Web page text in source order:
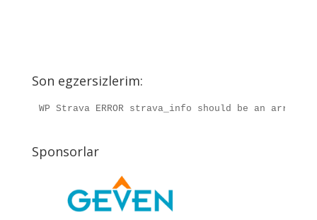
Son egzersizlerim:
WP Strava ERROR strava_info should be an
Sponsorlar